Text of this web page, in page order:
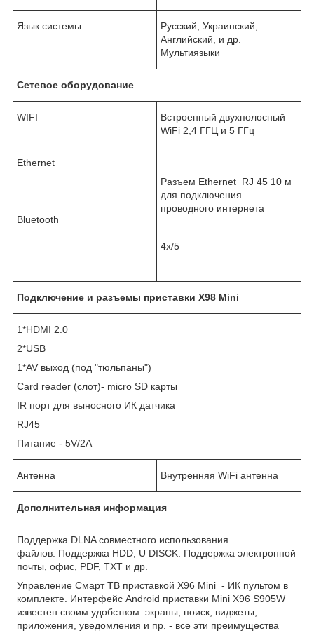
Язык системы
Русский, Украинский,
Английский, и др.
Мультиязыки
Сетевое оборудование
WIFI
Встроенный двухполосный
WiFi 2,4 ГГЦ и 5 ГГц
Ethernet
Bluetooth
Разъем Ethernet RJ 45 10 м
для подключения
проводного интернета
4x/5
Подключение и разъемы приставки X98 Mini
1*HDMI 2.0
2*USB
1*AV выход (под "тюльпаны")
Card reader (слот)- micro SD карты
IR порт для выносного ИК датчика
RJ45
Питание - 5V/2A
Антенна Внутренняя WiFi антенна
Дополнительная информация
Поддержка DLNA совместного использования
файлов. Поддержка HDD, U DISCK. Поддержка электронной
почты, офис, PDF, TXT и др.
Управление Смарт ТВ приставкой X96 Mini - ИК пультом в
комплекте. Интерфейс Android приставки Mini X96 S905W
известен своим удобством: экраны, поиск, виджеты,
приложения, уведомления и пр. - все эти преимущества